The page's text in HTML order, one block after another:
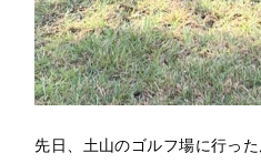
先日、土山のゴルフ場に行っ